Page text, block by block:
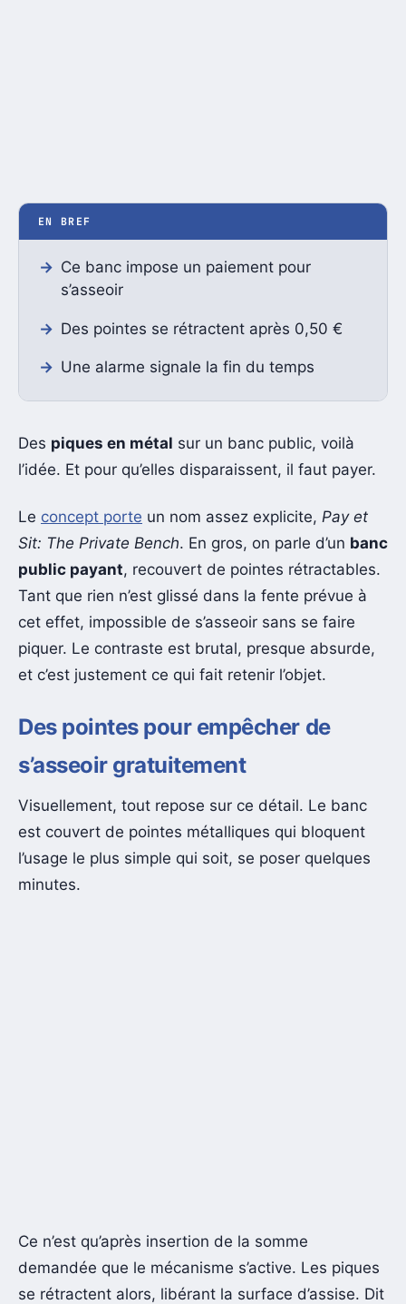
EN BREF
Ce banc impose un paiement pour
s’asseoir
Des pointes se rétractent après 0,50 €
Une alarme signale la fin du temps
Des piques en métal sur un banc public, voilà
l’idée. Et pour qu’elles disparaissent, il faut payer.
Le concept porte un nom assez explicite, Pay et
Sit: The Private Bench. En gros, on parle d’un banc
public payant, recouvert de pointes rétractables.
Tant que rien n’est glissé dans la fente prévue à
cet effet, impossible de s’asseoir sans se faire
piquer. Le contraste est brutal, presque absurde,
et c’est justement ce qui fait retenir l’objet.
Des pointes pour empêcher de
s’asseoir gratuitement
Visuellement, tout repose sur ce détail. Le banc
est couvert de pointes métalliques qui bloquent
l’usage le plus simple qui soit, se poser quelques
minutes.
Ce n’est qu’après insertion de la somme
demandée que le mécanisme s’active. Les piques
se rétractent alors, libérant la surface d’assise. Dit